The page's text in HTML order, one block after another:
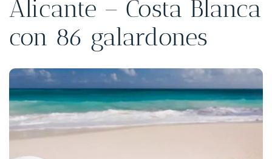
Alicante – Costa Blanca
con 86 galardones